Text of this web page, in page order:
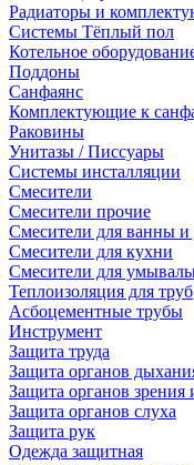
Радиаторы и
Системы Тёплый пол
Котельное
Поддоны
Санфаянс
Комплектующие к
Раковины
Унитазы / Писсуары
Системы инсталляции
Смесители
Смесители прочие
Смесители для ванны и
Смесители для кухни
Смесители для
Теплоизоляция для труб
Асбоцементные трубы
Инструмент
Защита труда
Защита органов
Защита органов зрения
Защита органов слуха
Защита рук
Одежда защитная